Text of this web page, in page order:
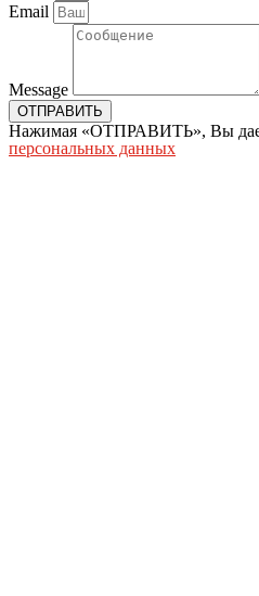
Email
Message
ОТПРАВИТЬ
Нажимая «ОТПРАВИТЬ», Вы
персональных данных